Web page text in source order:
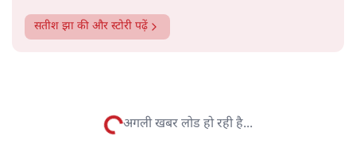
विश्लेषणात्मक और मानवीय स्वरों में से एक हैं। शिक्षा, समाज,